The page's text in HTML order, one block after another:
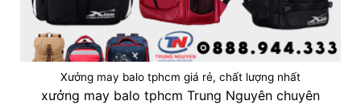
Xưởng may balo tphcm giá rẻ, chất lượng nhất
xưởng may balo tphcm Trung Nguyên chuyên